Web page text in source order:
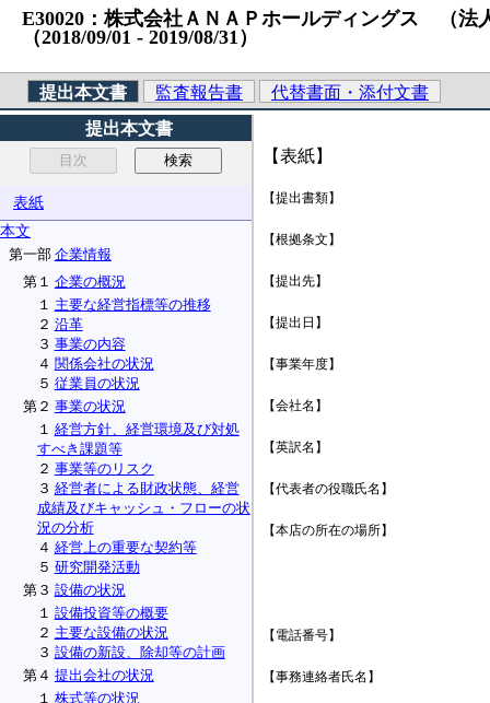
E30020：株式会社ＡＮＡＰホールディングス （法
（2018/09/01 ‐ 2019/08/31）
提出本文書 監査報告書
代替書面・添付文書
提出本文書